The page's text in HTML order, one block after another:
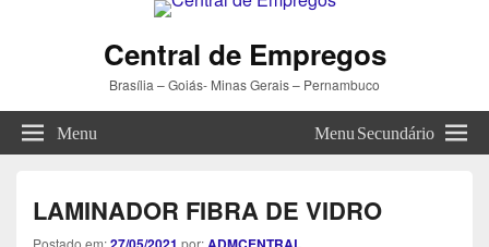
Central de Empregos
Brasília – Goiás- Minas Gerais – Pernambuco
Menu Menu Secundário
LAMINADOR FIBRA DE VIDRO
Postado em: por: